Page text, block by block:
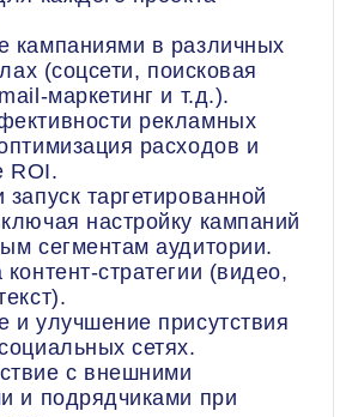
кампаниями в различных
(соцсети, поисковая
маркетинг и т.д.).
рекламных
расходов и
ROI.
таргетированной
настройку кампаний
сегментам аудитории.
контент-стратегии (видео,
и улучшение присутствия
сетях.
с внешними
и подрядчиками при